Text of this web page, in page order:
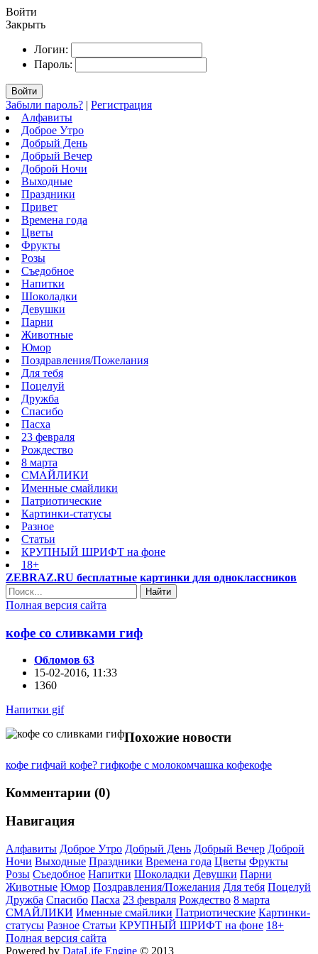
Войти
Закрыть
Логин:
Пароль:
Войти
Забыли пароль? | Регистрация
Алфавиты
Доброе Утро
Добрый День
Добрый Вечер
Доброй Ночи
Выходные
Праздники
Привет
Времена года
Цветы
Фрукты
Розы
Съедобное
Напитки
Шоколадки
Девушки
Парни
Животные
Юмор
Поздравления/Пожелания
Для тебя
Поцелуй
Дружба
Спасибо
Пасха
23 февраля
Рождество
8 марта
СМАЙЛИКИ
Именные смайлики
Патриотические
Картинки-статусы
Разное
Cтатьи
КРУПНЫЙ ШРИФТ на фоне
18+
ZEBRAZ.RU бесплатные картинки для одноклассников
Найти
Полная версия сайта
кофе со сливками гиф
Обломов 63
15-02-2016, 11:33
1360
Напитки gif
Похожие новости
кофе гифчай кофе? гифкофе с молокомчашка кофекофе
Комментарии (0)
Навигация
Алфавиты Доброе Утро Добрый День Добрый Вечер Доброй
Ночи Выходные Праздники Времена года Цветы Фрукты
Розы Съедобное Напитки Шоколадки Девушки Парни
Животные Юмор Поздравления/Пожелания Для тебя Поцелуй
Дружба Спасибо Пасха 23 февраля Рождество 8 марта
СМАЙЛИКИ Именные смайлики Патриотические Картинки-
статусы Разное Cтатьи КРУПНЫЙ ШРИФТ на фоне 18+
Полная версия сайта
Powered by DataLife Engine © 2013